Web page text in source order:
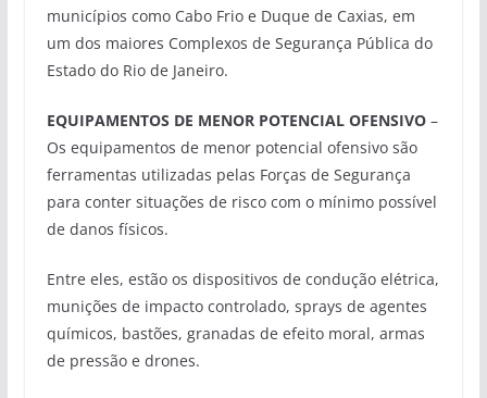
municípios como Cabo Frio e Duque de Caxias, em
um dos maiores Complexos de Segurança Pública do
Estado do Rio de Janeiro.
EQUIPAMENTOS DE MENOR POTENCIAL OFENSIVO–
Os equipamentos de menor potencial ofensivo são
ferramentas utilizadas pelas Forças de Segurança
para conter situações de risco com o mínimo possível
de danos físicos.
Entre eles, estão os dispositivos de condução elétrica,
munições de impacto controlado, sprays de agentes
químicos, bastões, granadas de efeito moral, armas
de pressão e drones.